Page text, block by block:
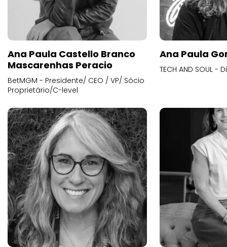
Ana Paula Castello Branco
Mascarenhas Peracio
BetMGM - Presidente/ CEO / VP/ Sócio
Proprietário/C-level
Ana Paula
TECH AND SOUL